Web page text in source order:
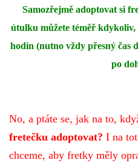
Samozřejmě adoptovat si
útulku můžete téměř
hodin (nutno vždy přesný čas
po
No, a ptáte se, jak na to,
fretečku adoptovat? I na
chceme, aby fretky měly